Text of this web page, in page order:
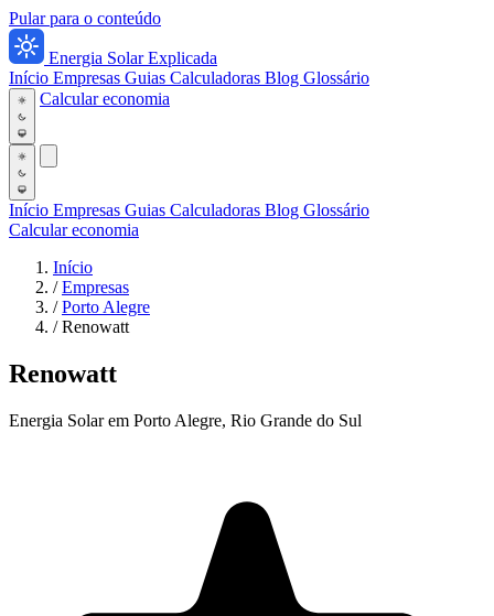
Pular para o conteúdo
Energia Solar Explicada
Início Empresas Guias Calculadoras Blog Glossário
Calcular economia
Início Empresas Guias Calculadoras Blog Glossário
Calcular economia
Início
/ Empresas
/ Porto Alegre
/ Renowatt
Renowatt
Energia Solar em Porto Alegre, Rio Grande do Sul